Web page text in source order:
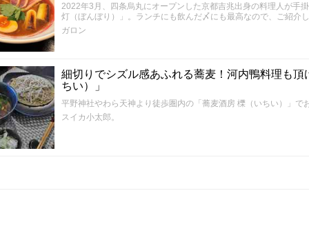
2022年3月、四条烏丸にオープンした京都吉兆出身の料理人が手
灯（ぼんぼり）」。ランチにも飲んだ〆にも最高なので、ご紹介し
ガロン
細切りでシズル感あふれる蕎麦！河内鴨料理も頂
ちい）」
平野神社やわら天神より徒歩圏内の「蕎麦酒房 櫟（いちい）」で
スイカ小太郎。